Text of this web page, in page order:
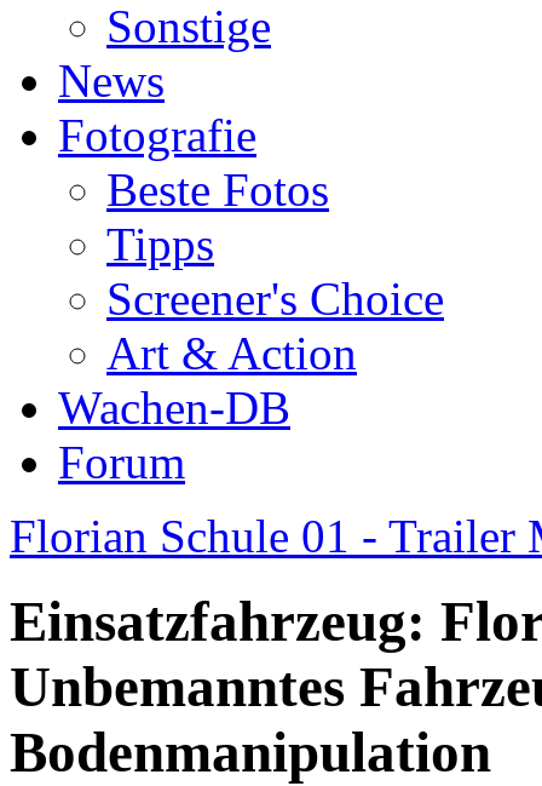
Sonstige
News
Fotografie
Beste Fotos
Tipps
Screener's Choice
Art & Action
Wachen-DB
Forum
Florian Schule 01 - Trailer
Einsatzfahrzeug:
Unbemanntes
Bodenmanipulation